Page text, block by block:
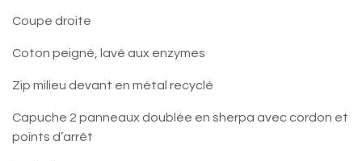
Coupe droite
Coton peigné, lavé aux enzymes
Zip milieu devant en métal recyclé
Capuche 2 panneaux doublée en sherpa avec cordon et
points d’arrêt